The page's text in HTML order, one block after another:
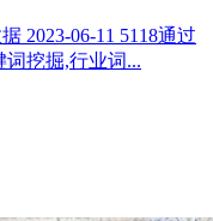
2023-06-11 5118通过
挖掘,行业词...